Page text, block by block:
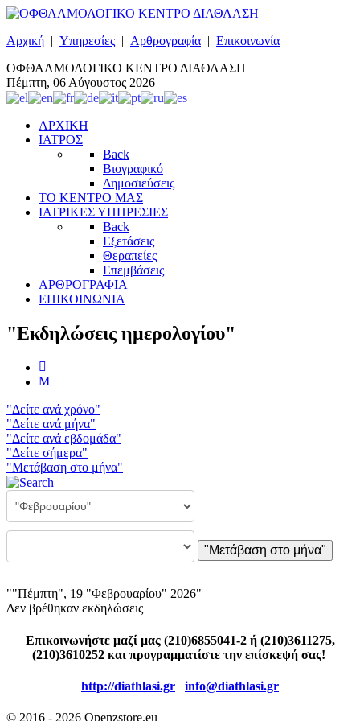
Αρχική | Υπηρεσίες | Αρθρογραφία | Επικοινωνία
ΟΦΘΑΛΜΟΛΟΓΙΚΟ ΚΕΝΤΡΟ ΔΙΑΘΛΑΣΗ
Πέμπτη, 06 Αύγουστος 2026
ΑΡΧΙΚΗ
ΙΑΤΡΟΣ
Back
Βιογραφικό
Δημοσιεύσεις
ΤΟ ΚΕΝΤΡΟ ΜΑΣ
ΙΑΤΡΙΚΕΣ ΥΠΗΡΕΣΙΕΣ
Back
Εξετάσεις
Θεραπείες
Επεμβάσεις
ΑΡΘΡΟΓΡΑΦΙΑ
ΕΠΙΚΟΙΝΩΝΙΑ
"Εκδηλώσεις ημερολογίου"
"Δείτε ανά χρόνο"
"Δείτε ανά μήνα"
"Δείτε ανά εβδομάδα"
"Δείτε σήμερα"
"Μετάβαση στο μήνα"
"Μετάβαση στο μήνα"
""Πέμπτη", 19 "Φεβρουαρίου" 2026"
Δεν βρέθηκαν εκδηλώσεις
Επικοινωνήστε μαζί μας (210)6855041-2 ή (210)3611275,
(210)3610252 και προγραμματίστε την επίσκεψή σας!
http://diathlasi.gr info@diathlasi.gr
© 2016 - 2026 Openzstore.eu